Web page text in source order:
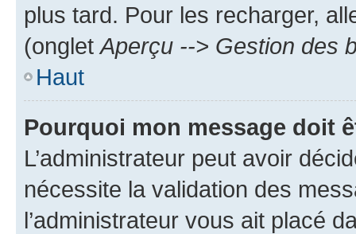
plus tard. Pour les recharger,
(onglet Aperçu --> Gestion des
Haut
Pourquoi mon message doit
L’administrateur peut avoir
nécessite la validation des
l’administrateur vous ait placé